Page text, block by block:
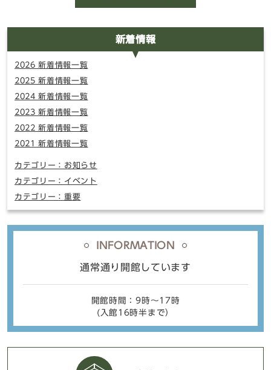
新着情報
2026 新着情報一覧
2025 新着情報一覧
2024 新着情報一覧
2023 新着情報一覧
2022 新着情報一覧
2021 新着情報一覧
カテゴリー：お知らせ
カテゴリー：イベント
カテゴリー：重要
INFORMATION
通常通り開館しています
開館時間：9時〜17時
(入館16時半まで）